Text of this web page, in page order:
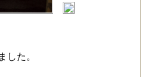
した。